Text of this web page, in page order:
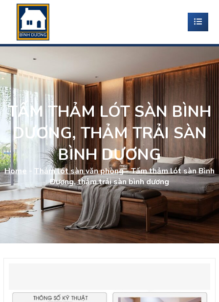
TẤM THẢM LÓT SÀN BÌNH
DƯƠNG, THẢM TRẢI SÀN
BÌNH DƯƠNG
Home - Thảm lót sàn văn phòng-Tấm thảm lót sàn Bình
Dương, thảm trải sàn bình dương